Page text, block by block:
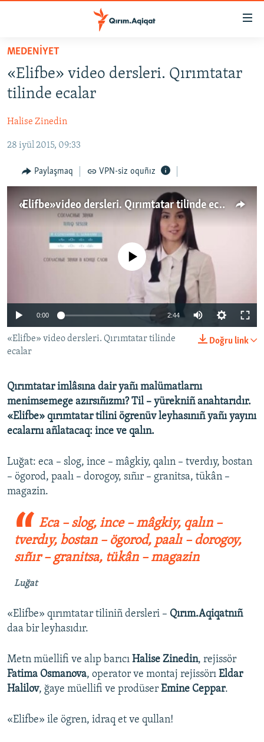
Esas
qaytmaq
Baş
qaytmaq
qaytmaq
HABERLER
SİYASET
CEMİYET
MEDENİYET
İNSAN AQLARI
SÜRET
BLOGLAR
Українською
QOŞULIÑIZ!
RFE/RS bütün saytları
MEDENİYET
«Elifbe» video dersleri. Qırımtatar
tilinde ecalar
Halise Zinedin
28 iyül 2015, 09:33
Paylaşmaq VPN-siz oquñız
«Elifbe» video dersleri. Qırımtatar tilinde ecalar
No media source currently available
0:00 2:44
Doğru link
«Elifbe» video dersleri. Qırımtatar tilinde
ecalar
Qırımtatar imlâsına dair yañı malümatlarnı
menimsemege azırsıñızmı? Til – yürekniñ anahtarıdır.
«Elifbe» qırımtatar tilini ögrenüv leyhasınıñ yañı yayını
ecalarnı añlatacaq: ince ve qalın.
Luğat: eca – slog, ince – mâgkiy, qalın – tverdıy, bostan
– ögorod, paalı – dorogoy, sıñır – granitsa, tükân –
magazin.
Eca – slog, ince – mâgkiy, qalın –
tverdıy, bostan – ögorod, paalı – dorogoy,
sıñır – granitsa, tükân – magazin
Luğat
«Elifbe» qırımtatar tiliniñ dersleri – Qırım.Aqiqatnıñ
daa bir leyhasıdır.
Metn müellifi ve alıp barıcı Halise Zinedin, rejissör
Fatima Osmanova, operator ve montaj rejissörı Eldar
Halilov, ğaye müellifi ve prodüser Emine Ceppar.
«Elifbe» ile ögren, idraq et ve qullan!